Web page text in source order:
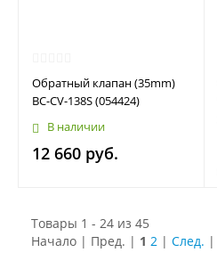
Обратный клапан (35mm)
BC-CV-138S (054424)
В наличии
12 660 руб.
Товары 1 - 24 из 45
Начало | Пред. | 1 2 | След. |